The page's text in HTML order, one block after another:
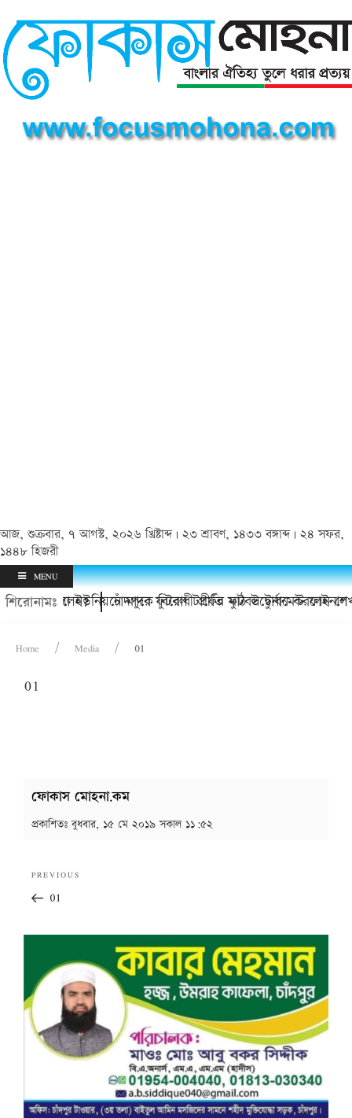
আজ, শুক্রবার, ৭ আগস্ট, ২০২৬ খ্রিষ্টাব্দ | ২৩ শ্রাবণ, ১৪৩৩ বঙ্গাব্দ | ২৪ সফর,
১৪৪৮ হিজরী
MENU
শিরোনামঃ
চলে গেলেন? চাঁদপুরে ফুটবল টার্ফের মাঠ উদ্বোধন করলেন
কাদলা ইউনিয়নে মাদক বিরোধী প্রীতি ফুটবল টুর্নামেন্ট ফাইনাল
Home Media 01
01
ফোকাস মোহনা.কম
প্রকাশিতঃবুধবার, ১৫ মে ২০১৯ সকাল ১১:৫২
navigation
Previous
Post
PREVIOUS
01